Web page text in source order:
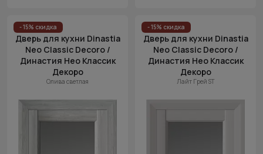
- 15% скидка
Дверь для кухни Dinastia
Neo Classic Decoro /
Династия Нео Классик
Декоро
Олива светлая
- 15% скидка
Дверь для кухни Dinastia
Neo Classic Decoro /
Династия Нео Классик
Декоро
Лайт Грей ST